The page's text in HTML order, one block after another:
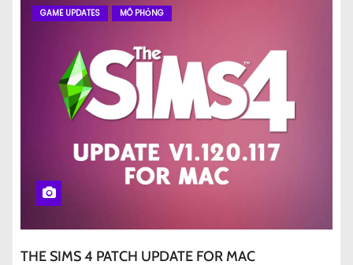
GAME UPDATES MÔ PHỎNG
THE SIMS 4 PATCH UPDATE FOR MAC